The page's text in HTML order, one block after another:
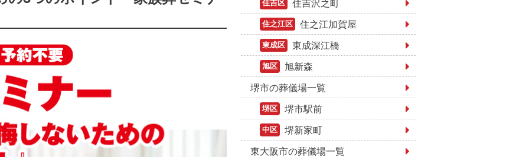
住吉区 住吉沢之町
住之江区 住之江加賀屋
東成区 東成深江橋
旭区 旭新森
堺市の葬儀場一覧
堺区 堺市駅前
中区 堺新家町
東大阪市の葬儀場一覧